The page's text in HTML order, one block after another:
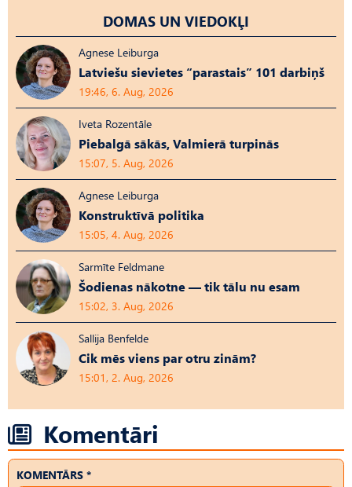
DOMAS UN VIEDOKĻI
Agnese Leiburga
Latviešu sievietes “parastais” 101 darbiņš
19:46, 6. Aug, 2026
Iveta Rozentāle
Piebalgā sākās, Valmierā turpinās
15:07, 5. Aug, 2026
Agnese Leiburga
Konstruktīvā politika
15:05, 4. Aug, 2026
Sarmīte Feldmane
Šodienas nākotne — tik tālu nu esam
15:02, 3. Aug, 2026
Sallija Benfelde
Cik mēs viens par otru zinām?
15:01, 2. Aug, 2026
Komentāri
KOMENTĀRS *